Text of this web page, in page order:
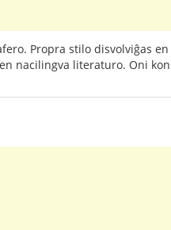
Propra stilo disvolviĝas
nacilingva literaturo. Oni